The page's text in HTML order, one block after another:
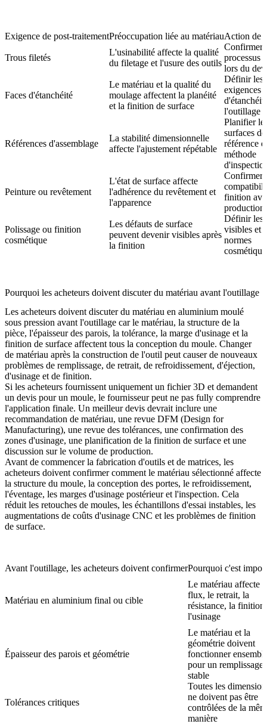
Exigence de post-traitementPréoccupation liée au matériauAction de
Trous filetés
L'usinabilité affecte la qualité
du filetage et l'usure des outils
Confirmer
processus
lors du
Faces d'étanchéité
Le matériau et la qualité du
moulage affectent la planéité
et la finition de surface
Définir les
exigences
l'outillage
Références d'assemblage
La stabilité dimensionnelle
affecte l'ajustement répétable
Planifier
surfaces de
référence
méthode
Peinture ou revêtement
L'état de surface affecte
l'adhérence du revêtement et
l'apparence
Confirmer
finition
production
Polissage ou finition
cosmétique
Les défauts de surface
peuvent devenir visibles après
la finition
Définir les
visibles et
normes
Pourquoi les acheteurs doivent discuter du matériau avant l'outillage
Les acheteurs doivent discuter du matériau en aluminium moulé
sous pression avant l'outillage car le matériau, la structure de la
pièce, l'épaisseur des parois, la tolérance, la marge d'usinage et la
finition de surface affectent tous la conception du moule. Changer
de matériau après la construction de l'outil peut causer de nouveaux
problèmes de remplissage, de retrait, de refroidissement, d'éjection,
d'usinage et de finition.
Si les acheteurs fournissent uniquement un fichier 3D et demandent
un devis pour un moule, le fournisseur peut ne pas fully comprendre
l'application finale. Un meilleur devis devrait inclure une
recommandation de matériau, une revue DFM (Design for
Manufacturing), une revue des tolérances, une confirmation des
zones d'usinage, une planification de la finition de surface et une
discussion sur le volume de production.
Avant de commencerla fabrication d'outils et de matrices, les
acheteurs doivent confirmer comment le matériau sélectionné affecte
la structure du moule, la conception des portes, le refroidissement,
l'éventage, les marges d'usinage postérieur et l'inspection. Cela
réduit les retouches de moules, les échantillons d'essai instables, les
augmentations de coûts d'usinage CNC et les problèmes de finition
de surface.
Avant l'outillage, les acheteurs doivent confirmerPourquoi c'est
Matériau en aluminium final ou cible
Le matériau affecte
flux, le retrait, la
résistance, la finition
l'usinage
Épaisseur des parois et géométrie
Le matériau et la
géométrie doivent
fonctionner
pour un remplissage
stable
Tolérances critiques
Toutes les
ne doivent pas être
contrôlées de la
manière